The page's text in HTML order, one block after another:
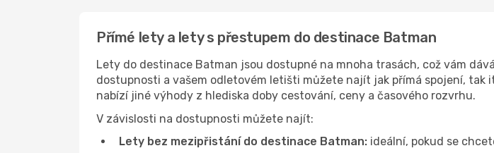
Přímé lety a lety s přestupem do destinace Batman
Lety do destinace Batman jsou dostupné na mnoha trasách, což vám
dostupnosti a vašem odletovém letišti můžete najít jak přímá spojení,
nabízí jiné výhody z hlediska doby cestování, ceny a časového rozvrhu.
V závislosti na dostupnosti můžete najít:
Lety bez mezipřistání do destinace Batman: ideální, pokud se